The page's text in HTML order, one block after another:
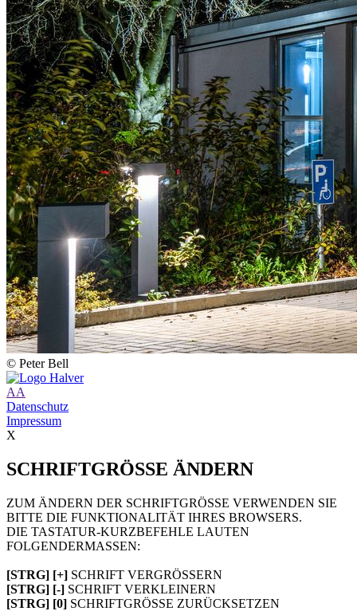
© Peter Bell
AA
Datenschutz
Impressum
X
SCHRIFTGRÖSSE ÄNDERN
ZUM ÄNDERN DER SCHRIFTGRÖSSE VERWENDEN SIE
BITTE DIE FUNKTIONALITÄT IHRES BROWSERS.
DIE TASTATUR-KURZBEFEHLE LAUTEN
FOLGENDERMASSEN:
[STRG] [+] SCHRIFT VERGRÖSSERN
[STRG] [-] SCHRIFT VERKLEINERN
[STRG] [0] SCHRIFTGRÖSSE ZURÜCKSETZEN